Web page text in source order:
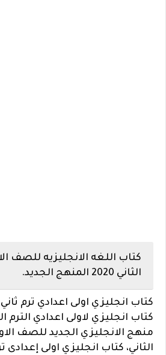
كتاب اللغه الانجليزيه للصف
الثاني 2020 المنهج الجديد.
كتاب انجليزي لاولى اعدادي الترم
منهج الانجليزي الجديد للصف
الثاني، كتاب انجليزي اولى إعدادى ترم